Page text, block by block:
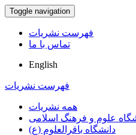
Toggle navigation
فهرست نشریات
تماس با ما
English
فهرست نشریات
همه نشریات
علوم و فرهنگ اسلامی
دانشگاه باقرالعلوم (ع)